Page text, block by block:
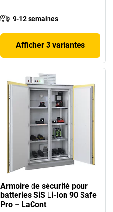
9-12 semaines
Afficher 3 variantes
Armoire de sécurité pour
batteries SiS Li-Ion 90 Safe
Pro – LaCont